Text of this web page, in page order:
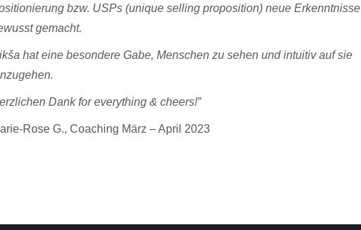
bzw. USPs (unique selling proposition) neue Erkenntnisse
gemacht.
hat eine besondere Gabe, Menschen zu sehen und intuitiv auf sie
Dank for everything & cheers!”
Rose G., Coaching März – April 2023